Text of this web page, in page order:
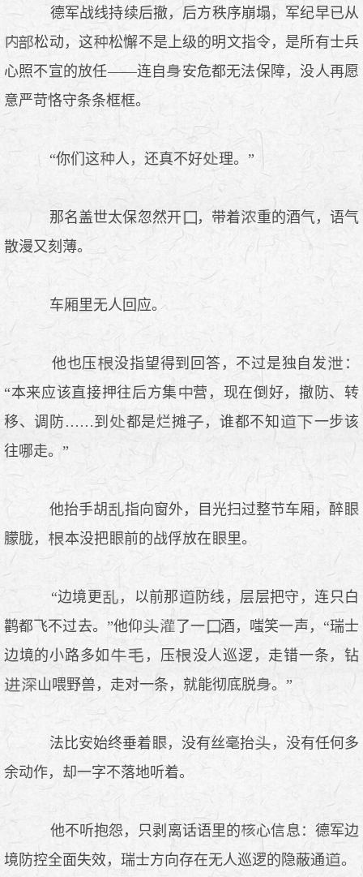
德军战线持续后撤，后方秩序崩塌，军纪早已从
松动，这
松懈不是上级的明文指令，是所有士兵
心照不宣的放任——连自
安危都无法保障，没人再愿
意严苛恪守条条框框。
“你们这 人，还真不好 理。”
那名盖世太保忽然开 ，带着
重的酒气，语气
散漫又刻薄。
车厢里无人回应。
他也压 没指望得到回答，不过是独自发
：
“本来应该直接押往后方集
营，现在倒好，撤防、转
移、调防……到
都是烂摊 ，谁都不知
一步该
往哪走。”
他抬手胡
指向窗外，目光扫过整节车厢，醉
朦胧，
本没把 前的战俘放在 里。
“边境更 ，以前那
防线，层层把守，连只白
鹳都飞不过去。”他仰
了一
酒，嗤笑一声，“瑞士
边境的小路多如
，压
没人巡逻，走错一条，钻
山喂野兽，走对一条，就能彻底脱
。”
法比安始终垂着 ，没有丝毫抬
，没有任何多
余动作，却一字不落地听着。
他不听抱怨，只剥离话语里的
心信息：德军边
境防控全面失效，瑞士方向存在无人巡逻的隐蔽通
。